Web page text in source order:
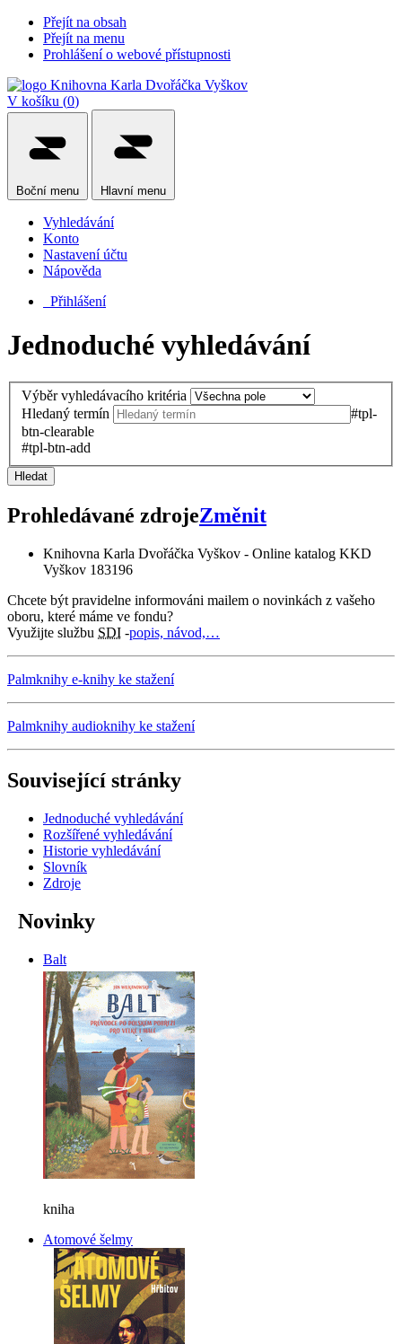
Přejít na obsah
Přejít na menu
Prohlášení o webové přístupnosti
V košíku (0)
Boční menu Hlavní menu
Vyhledávání
Konto
Nastavení účtu
Nápověda
Přihlášení
Jednoduché vyhledávání
Výběr vyhledávacího kritéria
Hledaný termín
#tpl-
btn-clearable
#tpl-btn-add
Hledat
Prohledávané zdrojeZměnit
Knihovna Karla Dvořáčka Vyškov - Online katalog KKD
Vyškov 183196
Chcete být pravidelne informováni mailem o novinkách z vašeho
oboru, které máme ve fondu?
Využijte službu SDI -popis, návod,…
Palmknihy e-knihy ke stažení
Palmknihy audioknihy ke stažení
Související stránky
Jednoduché vyhledávání
Rozšířené vyhledávání
Historie vyhledávání
Slovník
Zdroje
Novinky
Balt
kniha
Atomové šelmy